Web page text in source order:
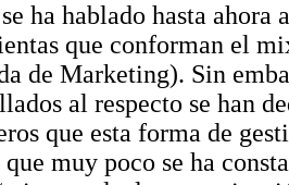
ha hablado hasta ahora
que conforman el
de Marketing). Sin
al respecto se han
que esta forma de
que muy poco se ha